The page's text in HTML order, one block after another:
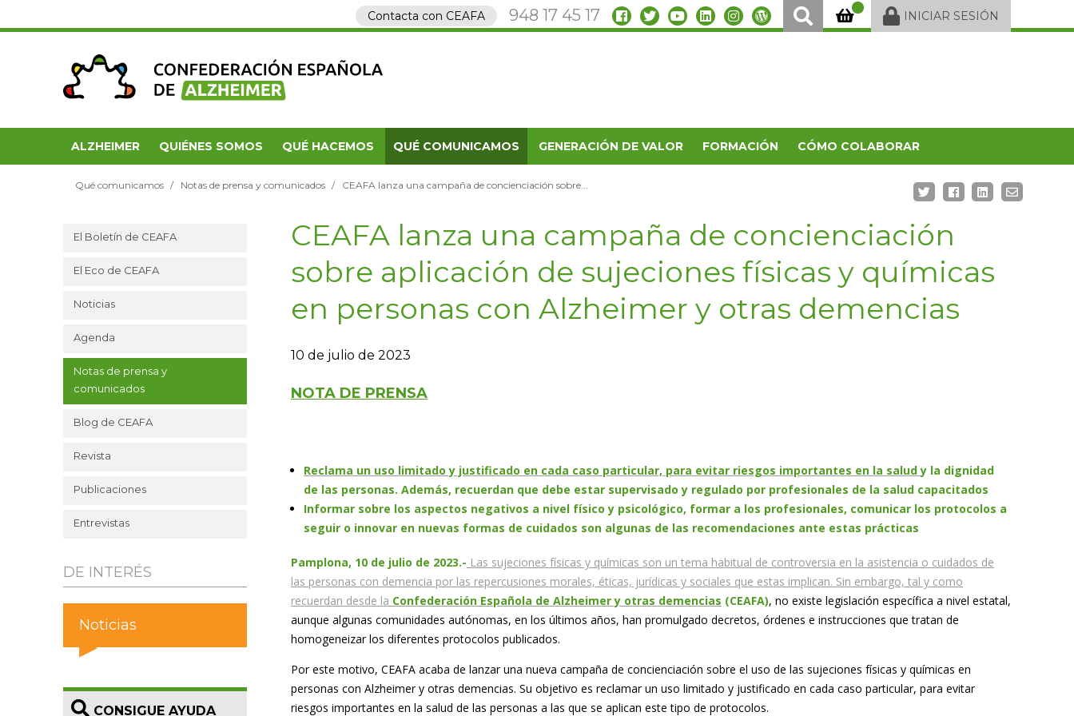
Contacta con CEAFA 948 17 45 17 INICIAR SESIÓN
ALZHEIMER QUIÉNES SOMOS QUÉ HACEMOS QUÉ COMUNICAMOS GENERACIÓN DE VALOR FORMACIÓN CÓMO COLABORAR
Qué comunicamos Notas de prensa y comunicados CEAFA lanza una campaña de concienciación sobre...
El Boletín de CEAFA
El Eco de CEAFA
Noticias
Agenda
Notas de prensa y
comunicados
Blog de CEAFA
Revista
Publicaciones
Entrevistas
DE INTERÉS
Noticias
CONSIGUE AYUDA
CEAFA lanza una campaña de concienciación
sobre aplicación de sujeciones físicas y químicas
en personas con Alzheimer y otras demencias
10 de julio de 2023
NOTA DE PRENSA
Reclama un uso limitado y justificado en cada caso particular, para evitar riesgos importantes en la saludy la dignidad
de las personas. Además, recuerdan que debe estar supervisado y regulado por profesionales de la salud capacitados
Informar sobre los aspectos negativos a nivel físico y psicológico, formar a los profesionales, comunicar los protocolos a
seguir o innovar en nuevas formas de cuidados son algunas de las recomendaciones ante estas prácticas
Pamplona, 10 de julio de 2023.- Las sujeciones físicas y químicas son un tema habitual de controversia en la asistencia o cuidados de
las personas con demencia por las repercusiones morales, éticas, jurídicas y sociales que estas implican. Sin embargo, tal y como
recuerdan desde la Confederación Española de Alzheimer y otras demencias (CEAFA), no existe legislación específica a nivel estatal,
aunque algunas comunidades autónomas, en los últimos años, han promulgado decretos, órdenes e instrucciones que tratan de
homogeneizar los diferentes protocolos publicados.
Por este motivo, CEAFA acaba de lanzar una nueva campaña de concienciación sobre el uso de las sujeciones físicas y químicas en
personas con Alzheimer y otras demencias. Su objetivo es reclamar un uso limitado y justificado en cada caso particular, para evitar
riesgos importantes en la salud de las personas a las que se aplican este tipo de protocolos.